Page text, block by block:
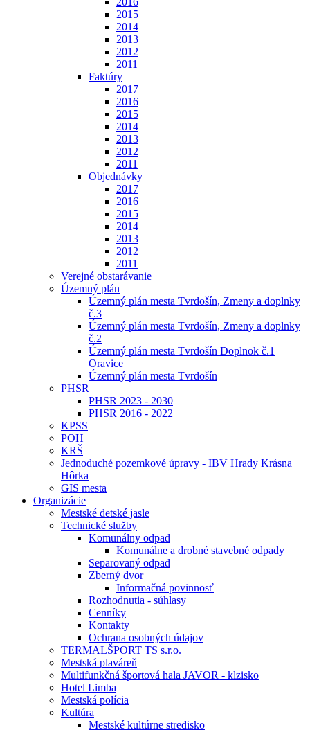
2015
2014
2013
2012
2011
Faktúry
2017
2016
2015
2014
2013
2012
2011
Objednávky
2017
2016
2015
2014
2013
2012
2011
Verejné obstarávanie
Územný plán
Územný plán mesta Tvrdošín, Zmeny a doplnky
č.3
Územný plán mesta Tvrdošín, Zmeny a doplnky
č.2
Územný plán mesta Tvrdošín Doplnok č.1
Oravice
Územný plán mesta Tvrdošín
PHSR
PHSR 2023 - 2030
PHSR 2016 - 2022
KPSS
POH
KRŠ
Jednoduché pozemkové úpravy - IBV Hrady Krásna
Hôrka
GIS mesta
Organizácie
Mestské detské jasle
Technické služby
Komunálny odpad
Komunálne a drobné stavebné odpady
Separovaný odpad
Zberný dvor
Informačná povinnosť
Rozhodnutia - súhlasy
Cenníky
Kontakty
Ochrana osobných údajov
TERMALŠPORT TS s.r.o.
Mestská plaváreň
Multifunkčná športová hala JAVOR - klzisko
Hotel Limba
Mestská polícia
Kultúra
Mestské kultúrne stredisko